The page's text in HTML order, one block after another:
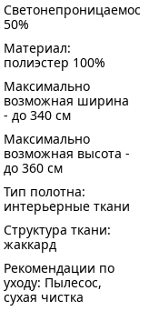
50%
Материал:
полиэстер 100%
Максимально
возможная ширина
- до 340 см
Максимально
возможная высота -
до 360 см
Тип полотна:
интерьерные ткани
Структура ткани:
жаккард
Рекомендации по
уходу: Пылесос,
сухая чистка